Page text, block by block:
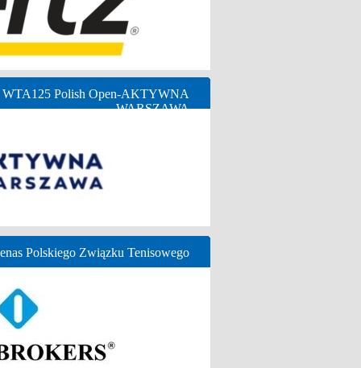
WTA125 Polish Open-AKTYWNA
WARSZAWA
Polskiego Związku Tenisowego